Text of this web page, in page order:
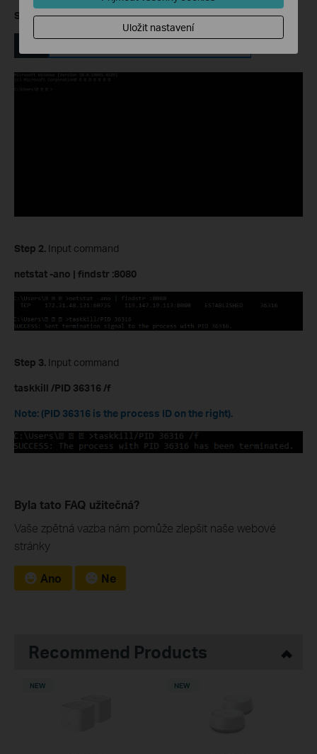
Step 1.Open the command line interface by searching CMD.
Step 2. Input command
netstat -ano | findstr :8080
Step 3. Input command
taskkill /PID 36316 /f
Note: (PID 36316 is the process ID on the right).
Byla tato FAQ užitečná?
Vaše zpětná vazba nám pomůže zlepšit naše webové
stránky
Ano Ne
Recommend Products
NEW NEW
Uložit nastavení